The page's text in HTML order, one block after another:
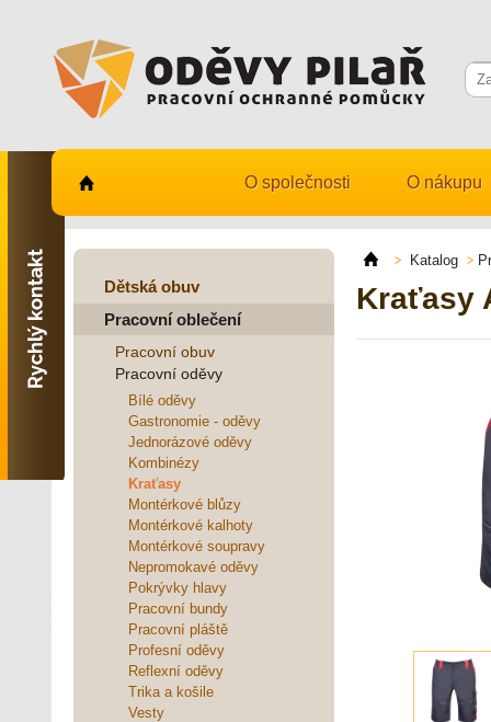
O společnosti O nákupu
Dětská obuv
Pracovní oblečení
Pracovní obuv
Pracovní oděvy
Bílé oděvy
Gastronomie - oděvy
Jednorázové oděvy
Kombinézy
Kraťasy
Montérkové blůzy
Montérkové kalhoty
Montérkové soupravy
Nepromokavé oděvy
Pokrývky hlavy
Pracovní bundy
Pracovní pláště
Profesní oděvy
Reflexní oděvy
Trika a košile
Vesty
Katalog
Kraťasy
Kontaktujte nás
731 482 530
info@odevy-pilar.cz
Provozovna:
Hradec Králové
Provozovna:
Stavební 1140, 500 03
Hradec Králové